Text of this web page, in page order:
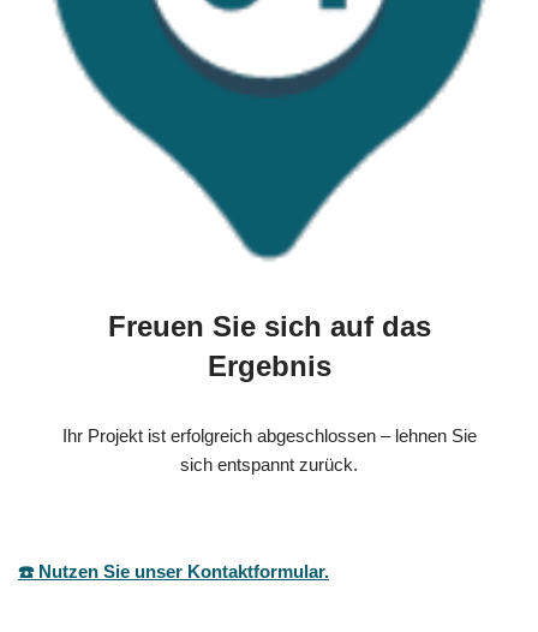
Freuen Sie sich auf das
Ergebnis
Ihr Projekt ist erfolgreich abgeschlossen – lehnen Sie
sich entspannt zurück.
☎️ Nutzen Sie unser Kontaktformular.